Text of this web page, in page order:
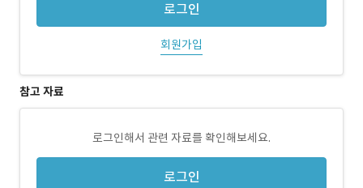
로그인
회원가입
참고 자료
로그인해서 관련 자료를 확인해보세요.
로그인